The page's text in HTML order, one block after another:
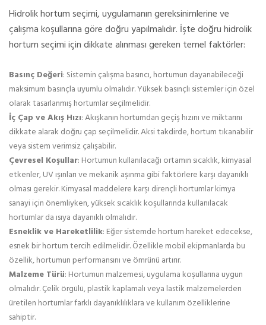
Hidrolik hortum seçimi, uygulamanın gereksinimlerine ve
çalışma koşullarına göre doğru yapılmalıdır. İşte doğru hidrolik
hortum seçimi için dikkate alınması gereken temel faktörler:
Basınç Değeri: Sistemin çalışma basıncı, hortumun dayanabileceği
maksimum basınçla uyumlu olmalıdır. Yüksek basınçlı sistemler için özel
olarak tasarlanmış hortumlar seçilmelidir.
İç Çap ve Akış Hızı: Akışkanın hortumdan geçiş hızını ve miktarını
dikkate alarak doğru çap seçilmelidir. Aksi takdirde, hortum tıkanabilir
veya sistem verimsiz çalışabilir.
Çevresel Koşullar: Hortumun kullanılacağı ortamın sıcaklık, kimyasal
etkenler, UV ışınları ve mekanik aşınma gibi faktörlere karşı dayanıklı
olması gerekir. Kimyasal maddelere karşı dirençli hortumlar kimya
sanayi için önemliyken, yüksek sıcaklık koşullarında kullanılacak
hortumlar da ısıya dayanıklı olmalıdır.
Esneklik ve Hareketlilik: Eğer sistemde hortum hareket edecekse,
esnek bir hortum tercih edilmelidir. Özellikle mobil ekipmanlarda bu
özellik, hortumun performansını ve ömrünü artırır.
Malzeme Türü: Hortumun malzemesi, uygulama koşullarına uygun
olmalıdır. Çelik örgülü, plastik kaplamalı veya lastik malzemelerden
üretilen hortumlar farklı dayanıklılıklara ve kullanım özelliklerine
sahiptir.